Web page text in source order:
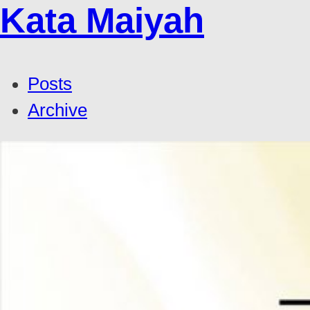
Kata Maiyah
Posts
Archive